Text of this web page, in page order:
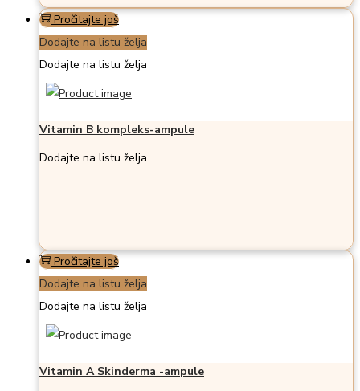
Pročitajte još
Dodajte na listu želja
Dodajte na listu želja
Vitamin B kompleks-ampule
Dodajte na listu želja
Pročitajte još
Dodajte na listu želja
Dodajte na listu želja
Vitamin A Skinderma -ampule